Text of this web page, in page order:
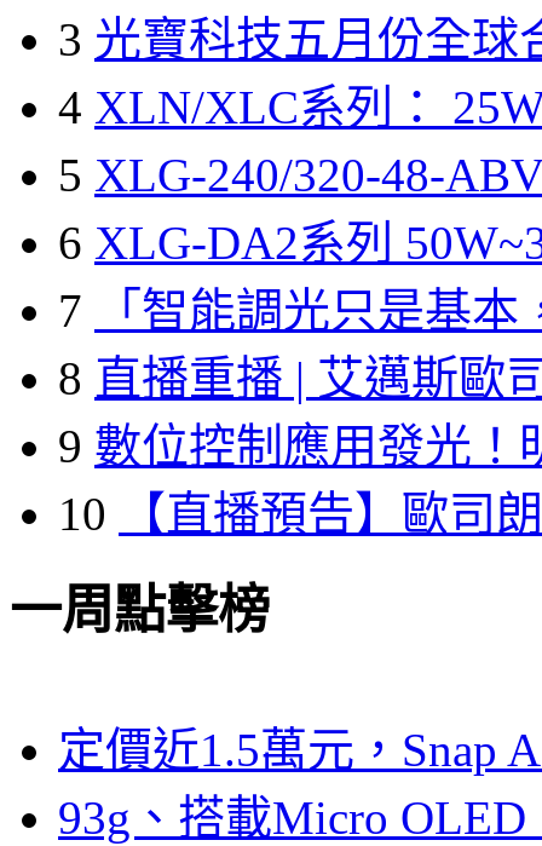
3 光寶科技五月份全球
4 XLN/XLC系列：
5 XLG-240/320-48-
6 XLG-DA2系列
7
「智能調光只是基本
8 直播重播 | 艾邁斯歐
9 數位控制應用發光！
10
【直播預告】歐司
一周點擊榜
定價近1.5萬元，Snap
93g、搭載Micro